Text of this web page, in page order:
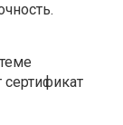
сертификат